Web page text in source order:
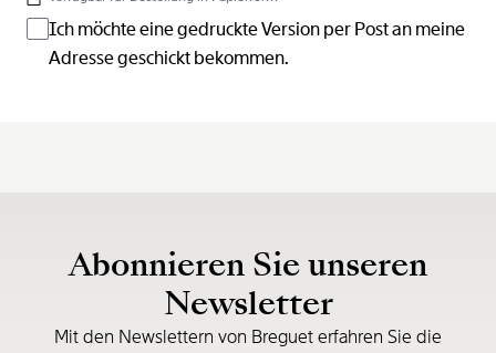
Ich möchte eine gedruckte Version per Post an meine
Adresse geschickt bekommen.
Abonnieren Sie unseren
Newsletter
Mit den Newslettern von Breguet erfahren Sie die